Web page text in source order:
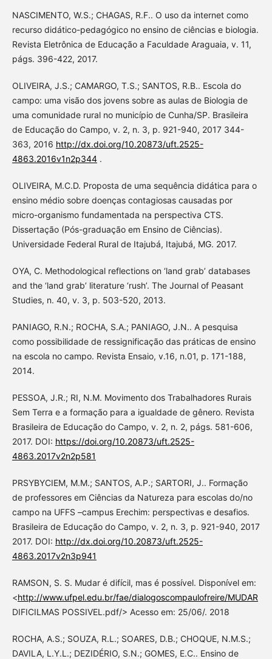
NASCIMENTO, W.S.; CHAGAS, R.F.. O uso da internet como
recurso didático-pedagógico no ensino de ciências e biologia.
Revista Eletrônica de Educação a Faculdade Araguaia, v. 11,
págs. 396-422, 2017.
OLIVEIRA, J.S.; CAMARGO, T.S.; SANTOS, R.B.. Escola do
campo: uma visão dos jovens sobre as aulas de Biologia de
uma comunidade rural no município de Cunha/SP. Brasileira
de Educação do Campo, v. 2, n. 3, p. 921-940, 2017 344-
363, 2016 http://dx.doi.org/10.20873/uft.2525-
4863.2016v1n2p344.
OLIVEIRA, M.C.D. Proposta de uma sequência didática para o
ensino médio sobre doenças contagiosas causadas por
micro-organismo fundamentada na perspectiva CTS.
Dissertação (Pós-graduação em Ensino de Ciências).
Universidade Federal Rural de Itajubá, Itajubá, MG. 2017.
OYA, C. Methodological reflections on ‘land grab’ databases
and the ‘land grab’ literature ‘rush’. The Journal of Peasant
Studies, n. 40, v. 3, p. 503-520, 2013.
PANIAGO, R.N.; ROCHA, S.A.; PANIAGO, J.N.. A pesquisa
como possibilidade de ressignificação das práticas de ensino
na escola no campo. Revista Ensaio, v.16, n.01, p. 171-188,
2014.
PESSOA, J.R.; RI, N.M. Movimento dos Trabalhadores Rurais
Sem Terra e a formação para a igualdade de gênero. Revista
Brasileira de Educação do Campo, v. 2, n. 2, págs. 581-606,
2017. DOI: https://doi.org/10.20873/uft.2525-
4863.2017v2n2p581
PRSYBYCIEM, M.M.; SANTOS, A.P.; SARTORI, J.. Formação
de professores em Ciências da Natureza para escolas do/no
campo na UFFS –campus Erechim: perspectivas e desafios.
Brasileira de Educação do Campo, v. 2, n. 3, p. 921-940, 2017
2017. DOI: http://dx.doi.org/10.20873/uft.2525-
4863.2017v2n3p941
RAMSON, S. S. Mudar é difícil, mas é possível. Disponível em:
<http://www.ufpel.edu.br/fae/dialogoscompaulofreire/MUDAR
DIFICILMAS POSSIVEL.pdf/> Acesso em: 25/06/. 2018
ROCHA, A.S.; SOUZA, R.L.; SOARES, D.B.; CHOQUE, N.M.S.;
DAVILA, L.Y.L.; DEZIDÉRIO, S.N.; GOMES, E.C.. Ensino de